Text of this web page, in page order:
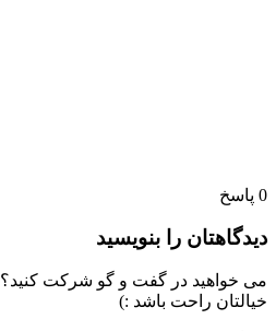
0 پاسخ
دیدگاهتان را بنویسید
می خواهید در گفت و گو شرکت کنید؟
خیالتان راحت باشد :)